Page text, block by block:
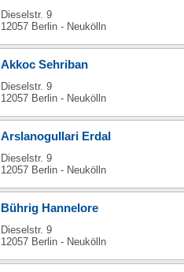
Dieselstr. 9
12057 Berlin - Neukölln
Akkoc Sehriban
Dieselstr. 9
12057 Berlin - Neukölln
Arslanogullari Erdal
Dieselstr. 9
12057 Berlin - Neukölln
Bührig Hannelore
Dieselstr. 9
12057 Berlin - Neukölln